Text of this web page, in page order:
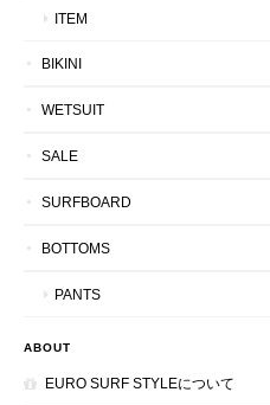
ITEM
BIKINI
WETSUIT
SALE
SURFBOARD
BOTTOMS
PANTS
ABOUT
EURO SURF STYLEについて